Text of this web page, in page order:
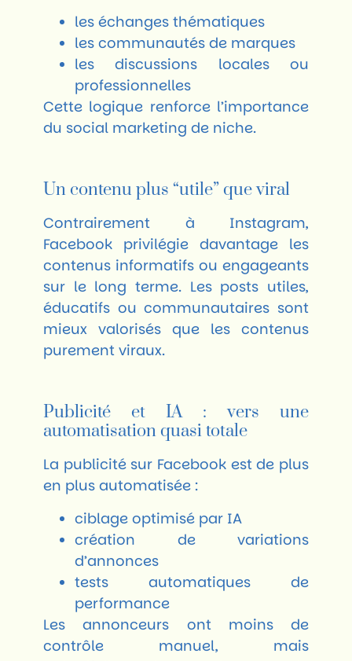
les échanges thématiques
les communautés de marques
les discussions locales ou
professionnelles
Cette logique renforce l’importance
du social marketing de niche.
Un contenu plus “utile” que viral
Contrairement à Instagram,
Facebook privilégie davantage les
contenus informatifs ou engageants
sur le long terme. Les posts utiles,
éducatifs ou communautaires sont
mieux valorisés que les contenus
purement viraux.
Publicité et IA : vers une
automatisation quasi totale
La publicité sur Facebook est de plus
en plus automatisée :
ciblage optimisé par IA
création de variations
d’annonces
tests automatiques de
performance
Les annonceurs ont moins de
contrôle manuel, mais